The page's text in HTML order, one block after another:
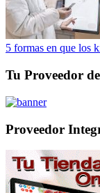
5 formas en que los
Tu Proveedor
Proveedor